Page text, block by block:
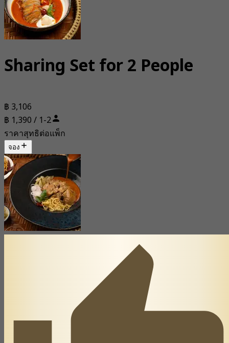
Sharing Set for 2 People
฿ 3,106
฿ 1,390 / 1-2
ราคาสุทธิต่อแพ็ก
จอง